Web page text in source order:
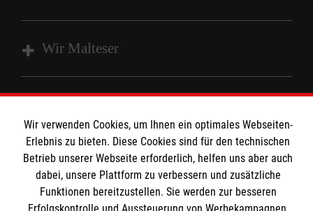
Wir Malteser
Spenden und Helfen
Angebote und Leistungen
Unsere Kurse
Mitarbeiten & Stellenangebote
Wir Malteser
Informationen
Kontakt
Impressum
Malteser online
Wir verwenden Cookies, um Ihnen ein optimales Webseiten-
Erlebnis zu bieten. Diese Cookies sind für den technischen
Betrieb unserer Webseite erforderlich, helfen uns aber auch
dabei, unsere Plattform zu verbessern und zusätzliche
Funktionen bereitzustellen. Sie werden zur besseren